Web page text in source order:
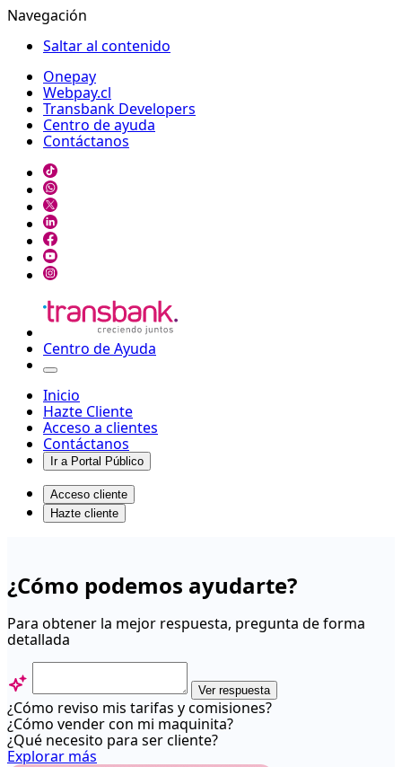
Navegación
Saltar al contenido
Onepay
Webpay.cl
Transbank Developers
Centro de ayuda
Contáctanos
Centro de Ayuda
Inicio
Hazte Cliente
Acceso a clientes
Contáctanos
Ir a Portal Público
Acceso cliente
Hazte cliente
Centro
de
ayuda
¿Cómo podemos ayudarte?
Para obtener la mejor respuesta, pregunta de forma
detallada
Ver respuesta
¿Cómo reviso mis tarifas y comisiones?
¿Cómo vender con mi maquinita?
¿Qué necesito para ser cliente?
Explorar más